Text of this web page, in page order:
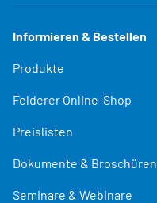
Informieren & Bestellen
Produkte
Felderer Online-Shop
Preislisten
Dokumente & Broschüren
Seminare & Webinare